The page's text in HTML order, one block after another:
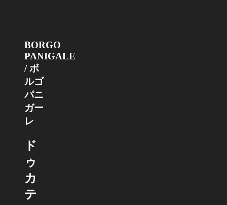
BORGO
PANIGALE
/ ボ
ルゴ
パニ
ガー
レ
ド
ゥ
カ
テ